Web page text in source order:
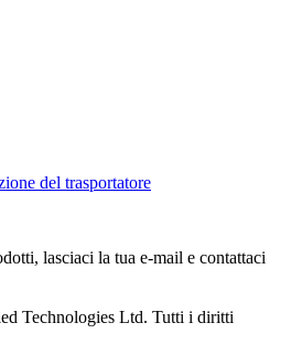
del trasportatore
lasciaci la tua e-mail e contattaci
Technologies Ltd. Tutti i diritti